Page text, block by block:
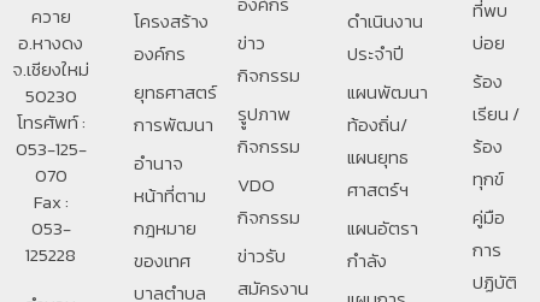
ควาย
อ.หางดง
จ.เชียงใหม่
50230
โทรศัพท์ :
053-125-
070
Fax :
053-
125228
โครงสร้าง
องค์กร
ยุทธศาสตร์
การพัฒนา
อํานาจ
หน้าที่ตาม
กฎหมาย
ของเทศ
บาลตําบล
ข่าว
กิจกรรม
รููปภาพ
กิจกรรม
VDO
กิจกรรม
ข่าวรับ
สมัครงาน
ดำเนินงาน
ประจำปี
แผนพัฒนา
ท้องถิ่น/
แผนยุทธ
ศาสตร์ฯ
แผนอัตรา
กำลัง
ที่พบ
บ่อย
ร้อง
เรียน /
ร้อง
ทุกข์
คู่มือ
การ
ปฏิบัติ